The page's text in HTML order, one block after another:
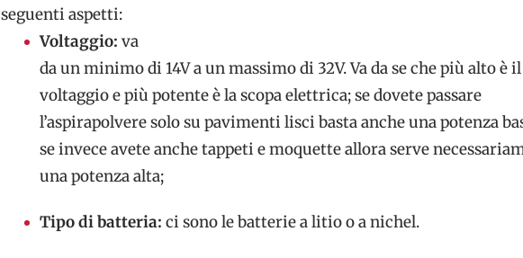
seguenti aspetti:
Voltaggio: va
da un minimo di 14V a un massimo di 32V. Va da se che più alto è il
voltaggio e più potente è la scopa elettrica; se dovete passare
l’aspirapolvere solo su pavimenti lisci basta anche una potenza
se invece avete anche tappeti e moquette allora serve
una potenza alta;
Tipo di batteria: ci sono le batterie a litio o a nichel.